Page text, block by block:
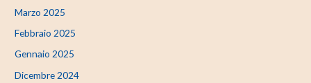
Marzo 2025
Febbraio 2025
Gennaio 2025
Dicembre 2024